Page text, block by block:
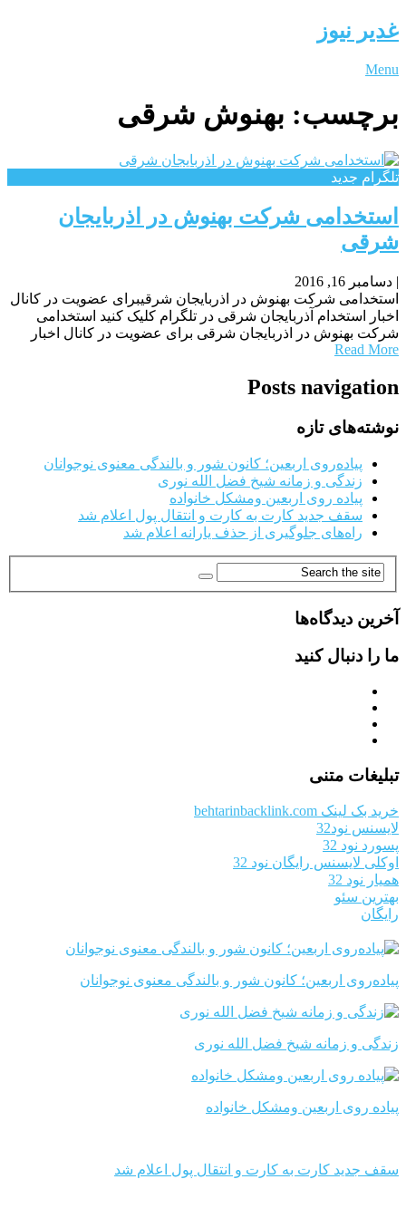
غدیر نیوز
Menu
برچسب: بهنوش شرقی
تلگرام جدید
استخدامی شرکت بهنوش در اذربایجان
شرقی
| دسامبر 16, 2016
استخدامی شرکت بهنوش در اذربایجان شرقیبرای عضویت در کانال
اخبار استخدام آذربایجان شرقی در تلگرام کلیک کنید استخدامی
شرکت بهنوش در اذربایجان شرقی برای عضویت در کانال اخبار
Read More
Posts navigation
نوشته‌های تازه
پیاده‌روی اربعین؛ کانون شور و بالندگی معنوی نوجوانان
زندگی و زمانه شیخ فضل الله نوری
پیاده روی اربعین ومشکل خانواده
سقف جدید کارت به کارت و انتقال پول اعلام شد
راه‌های جلوگیری از حذف یارانه اعلام شد
آخرین دیدگاه‌ها
ما را دنبال کنید
تبلیغات متنی
خرید بک لینک behtarinbacklink.com
لایسنس نود32
پسورد نود 32
اوکلی لایسنس رایگان نود 32
همیار نود 32
بهترین سئو
رایگان
پیاده‌روی اربعین؛ کانون شور و بالندگی معنوی نوجوانان
زندگی و زمانه شیخ فضل الله نوری
پیاده روی اربعین ومشکل خانواده
سقف جدید کارت به کارت و انتقال پول اعلام شد